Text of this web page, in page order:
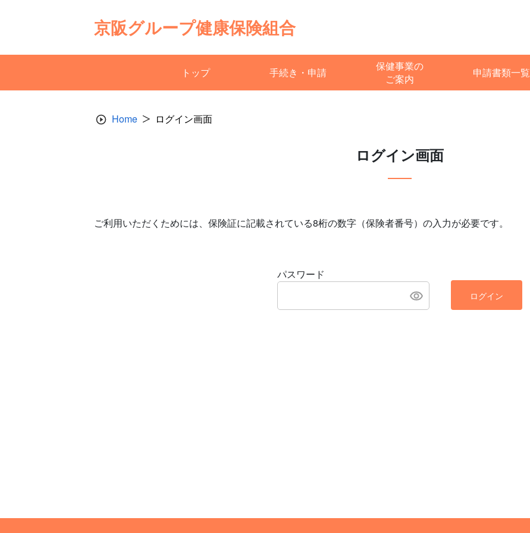
京阪グループ健康保険組合
トップ 手続き・申請
保健事業の
ご案内
申請書類一覧
Home ログイン画面
ログイン画面
ご利用いただくためには、保険証に記載されている8桁の数字（保険者番号）の入力が必要です。
パスワード
ログイン